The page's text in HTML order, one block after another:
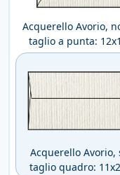
Acquerello Avorio,
taglio a punta:
Acquerello Avorio,
taglio quadro: